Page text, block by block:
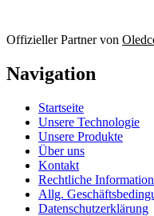
Offizieller Partner von
Navigation
Startseite
Unsere Technologie
Unsere Produkte
Über uns
Kontakt
Rechtliche
Allg.
Datenschutzerklärung